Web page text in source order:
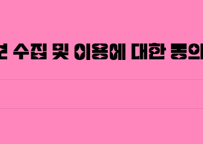
수집 및 이용에 대한 동